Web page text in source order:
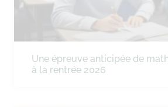
Une épreuve anticipée de
à la rentrée 2026